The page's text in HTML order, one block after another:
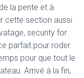
la pente et à
cette section aussi.
security for
parfait pour roder
pour que tout le
Arrivé à la fin,